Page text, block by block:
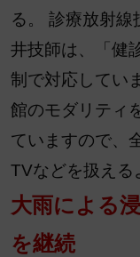
る。 診療放射線
井技師は、「健
制で対応してい
館のモダリティ
ていますので、
TVなどを扱える
大雨による
を継続